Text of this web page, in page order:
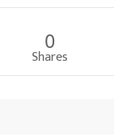
0
Shares